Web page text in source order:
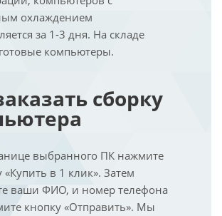
охлаждением
за 1-3 дня. На складе
компьютеры.
сборку
выбранного ПК нажмите
«Купить в 1 клик». Затем
ваши ФИО, и номер телефона
кнопку «Отправить». Мы